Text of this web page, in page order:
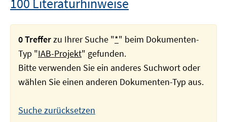
0 Trefferzu Ihrer Suche "*" beim Dokumenten-
Typ "IAB-Projekt" gefunden.
Bitte verwenden Sie ein anderes Suchwort oder
wählen Sie einen anderen Dokumenten-Typ aus.
Suche zurücksetzen